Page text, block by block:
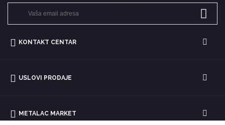
KONTAKT CENTAR
USLOVI PRODAJE
METALAC MARKET